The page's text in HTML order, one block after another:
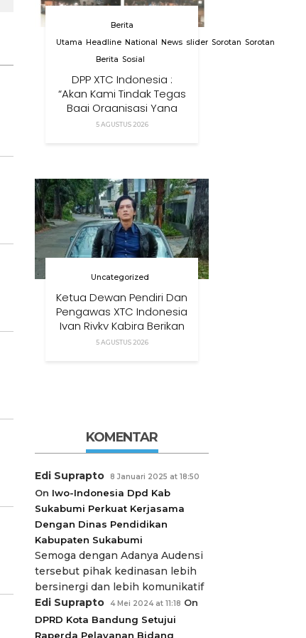
Berita
Utama
Headline National News slider Sorotan Sorotan
Berita Sosial
DPP XTC Indonesia :
“Akan Kami Tindak Tegas
Bagi Organisasi Yang
Menggunakan Nama,
5 AGUSTUS 2026
Uncategorized
Ketua Dewan Pendiri Dan
Pengawas XTC Indonesia
Ivan Rivky Kabira Berikan
Peryataan Sikap Terkait
5 AGUSTUS 2026
KOMENTAR
Edi Suprapto 8 Januari 2025 at 18:50
On Iwo-Indonesia Dpd Kab
Sukabumi Perkuat Kerjasama
Dengan Dinas Pendidikan
Kabupaten Sukabumi
Semoga dengan Adanya Audensi
tersebut pihak kedinasan lebih
bersinergi dan lebih komunikatif
Edi Suprapto
4 Mei 2024 at 11:18 On
DPRD Kota Bandung Setujui
Raperda Pelayanan Bidang